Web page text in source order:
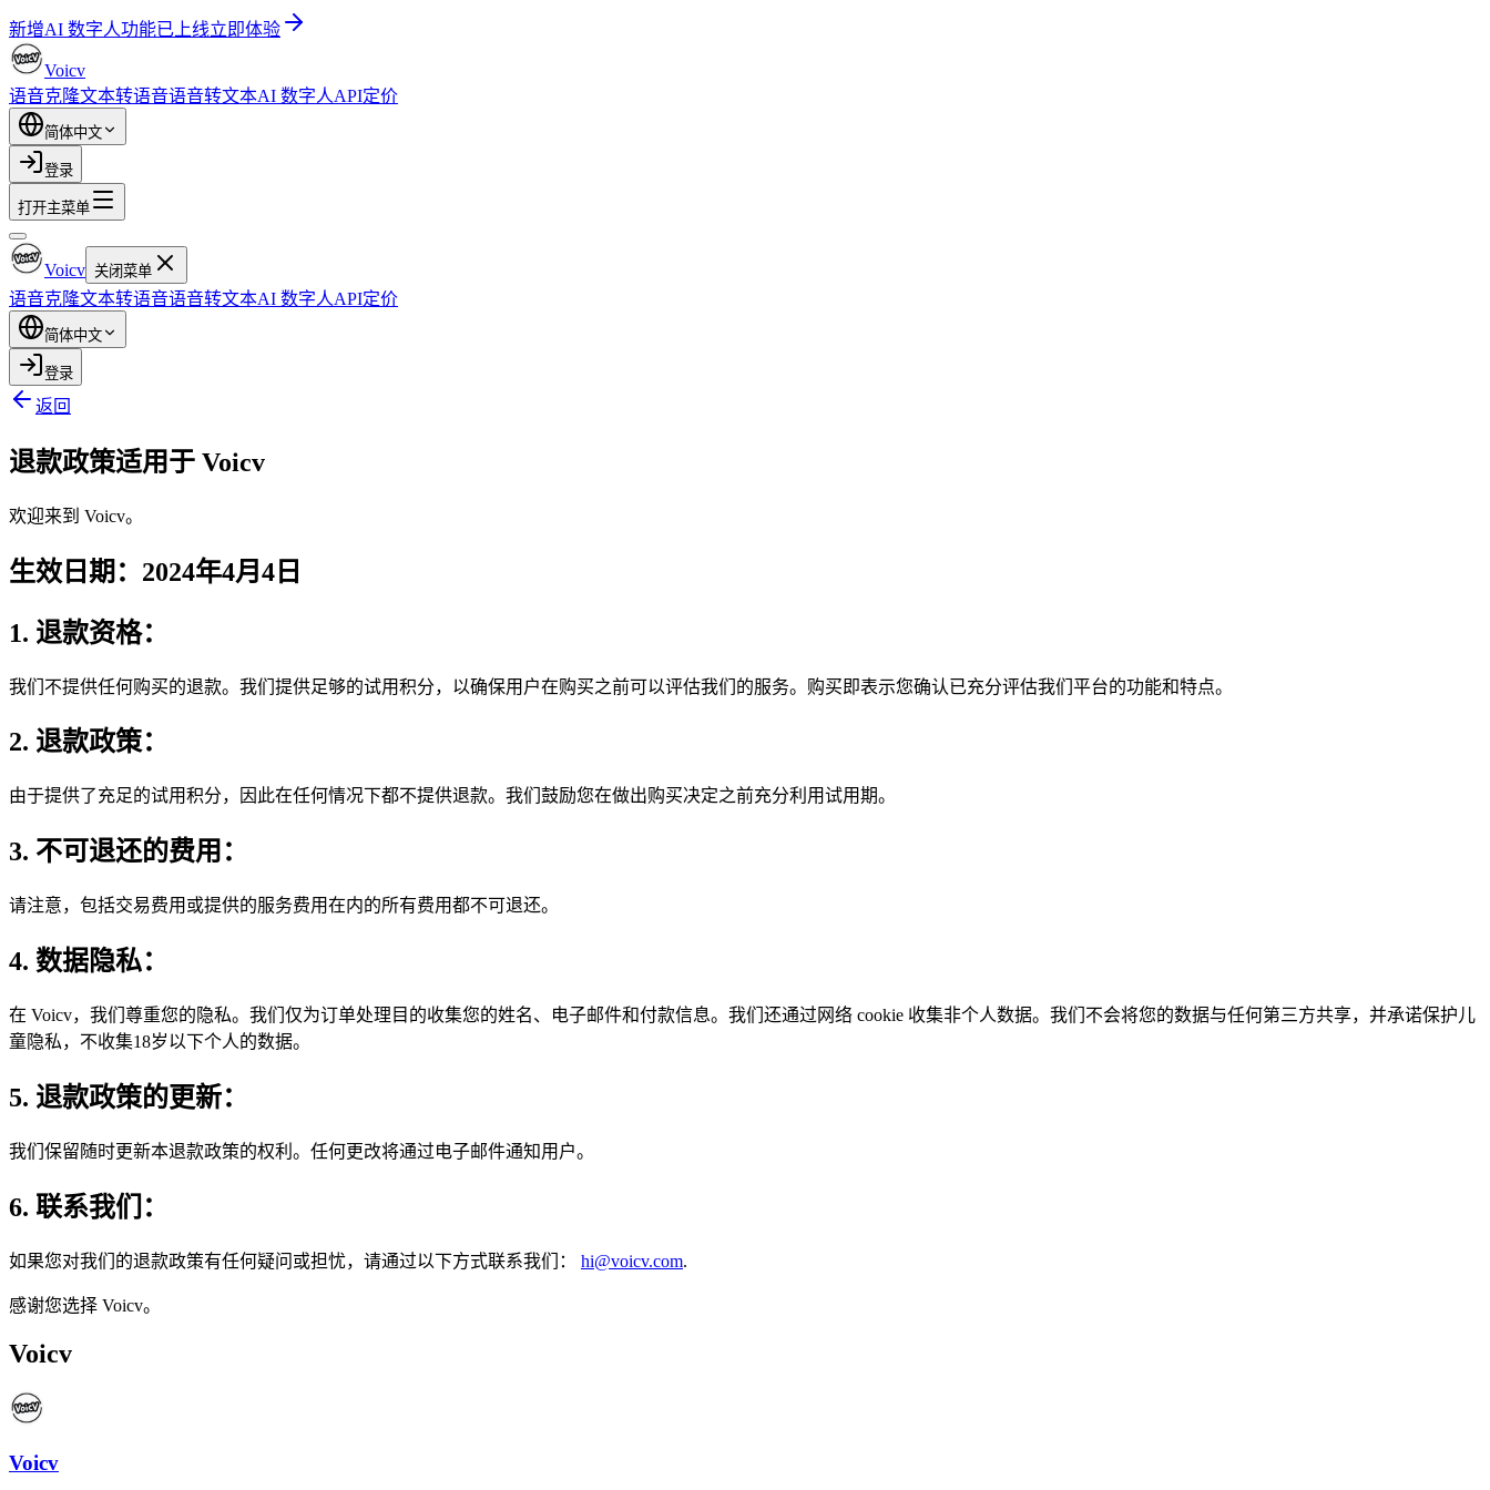
新增AI 数字人功能已上线立即体验
Voicv
语音克隆文本转语音语音转文本AI 数字人API定价
简体中文
登录
打开主菜单
Voicv 关闭菜单
语音克隆文本转语音语音转文本AI 数字人API定价
简体中文
登录
返回
退款政策适用于 Voicv
欢迎来到 Voicv。
生效日期：2024年4月4日
1. 退款资格：
我们不提供任何购买的退款。我们提供足够的试用积分，以确保用户在购买之前可以评估我们的服务。购买即表示您确认已充分评估我们平台的功能和特点。
2. 退款政策：
由于提供了充足的试用积分，因此在任何情况下都不提供退款。我们鼓励您在做出购买决定之前充分利用试用期。
3. 不可退还的费用：
请注意，包括交易费用或提供的服务费用在内的所有费用都不可退还。
4. 数据隐私：
在 Voicv，我们尊重您的隐私。我们仅为订单处理目的收集您的姓名、电子邮件和付款信息。我们还通过网络 cookie 收集非个人数据。我们不会将您的数据与任何第三方共享，并承诺保护儿
童隐私，不收集18岁以下个人的数据。
5. 退款政策的更新：
我们保留随时更新本退款政策的权利。任何更改将通过电子邮件通知用户。
6. 联系我们：
如果您对我们的退款政策有任何疑问或担忧，请通过以下方式联系我们： hi@voicv.com.
感谢您选择 Voicv。
Voicv
Voicv